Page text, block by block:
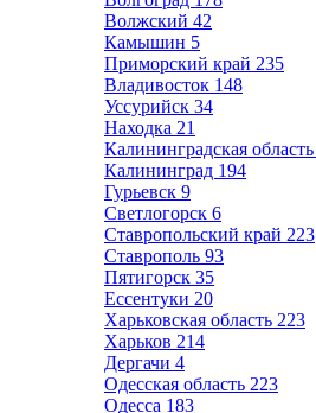
Волжский 42
Камышин 5
Приморский край 235
Владивосток 148
Уссурийск 34
Находка 21
Калининградская область
Калининград 194
Гурьевск 9
Светлогорск 6
Ставропольский край 223
Ставрополь 93
Пятигорск 35
Ессентуки 20
Харьковская область 223
Харьков 214
Дергачи 4
Одесская область 223
Одесса 183